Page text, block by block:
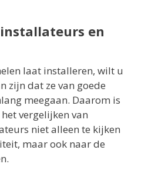
en
laat installeren, wilt u
zijn dat ze van goede
meegaan. Daarom is
vergelijken van
niet alleen te kijken
maar ook naar de